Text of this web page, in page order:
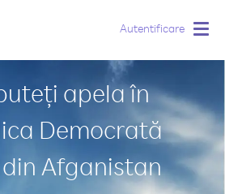
Autentificare
apela în
Democrată
Afganistan